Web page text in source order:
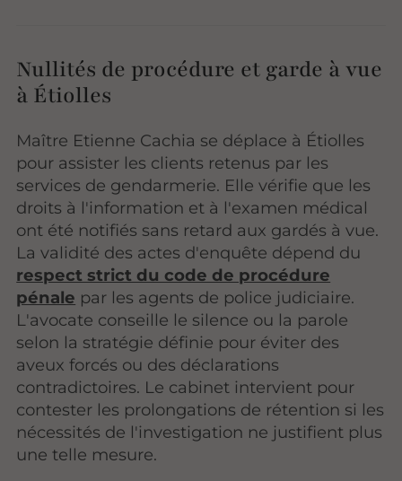
Nullités de procédure et garde à vue
à Étiolles
Maître Etienne Cachia se déplace à Étiolles
pour assister les clients retenus par les
services de gendarmerie. Elle vérifie que les
droits à l'information et à l'examen médical
ont été notifiés sans retard aux gardés à vue.
La validité des actes d'enquête dépend du
respect strict du code de procédure
pénale par les agents de police judiciaire.
L'avocate conseille le silence ou la parole
selon la stratégie définie pour éviter des
aveux forcés ou des déclarations
contradictoires. Le cabinet intervient pour
contester les prolongations de rétention si les
nécessités de l'investigation ne justifient plus
une telle mesure.